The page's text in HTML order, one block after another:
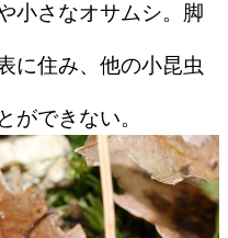
小さなオサムシ。脚
に住み、他の小昆虫
ができない。